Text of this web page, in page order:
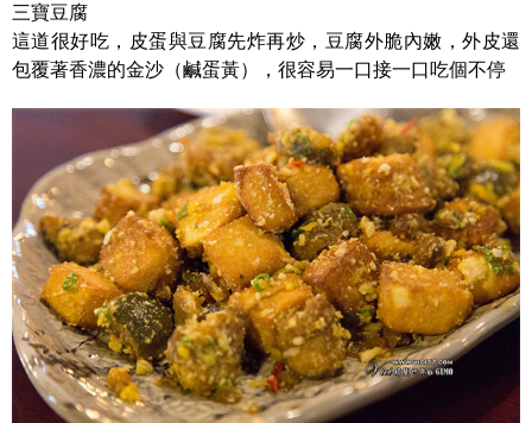
三寶豆腐
這道很好吃，皮蛋與豆腐先炸再炒，豆腐外脆內嫩，外皮還
包覆著香濃的金沙（鹹蛋黃），很容易一口接一口吃個不停